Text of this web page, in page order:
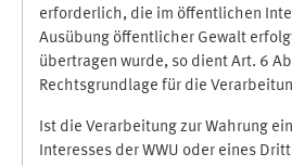
erforderlich, die im öffentlichen
Ausübung öffentlicher Gewalt
übertragen wurde, so dient Art. 6
Rechtsgrundlage für die
Ist die Verarbeitung zur Wahrung
Interesses der WWU oder eines